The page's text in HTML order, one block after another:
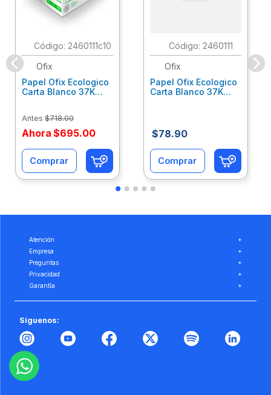
: 2460111c10
Ofix
Papel Ofix Ecologico
Carta Blanco 37K
Antes $718.00
Ahora $695.00
Comprar
: 2460111
Ofix
Papel Ofix Ecologico
Carta Blanco 37K
$78.90
Comprar
Atención
+
Empresa
+
Preguntas
+
Privacidad
+
Garantía
+
Síguenos: